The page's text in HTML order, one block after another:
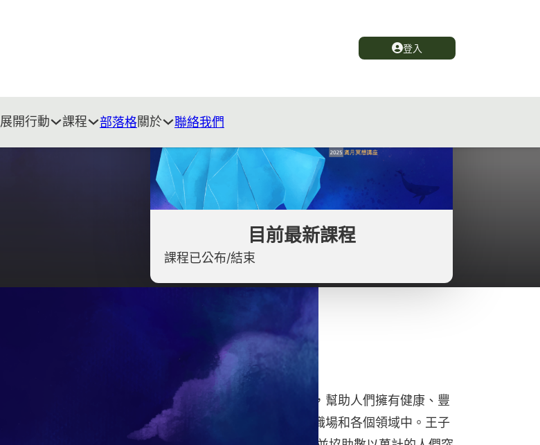
登入
展開行動 課程 部落格關於 聯絡我們
目前最新課程
課程已公布/結束
王子杰致力於透過精油、花精、能量和各種療癒工具，幫助人們擁有健康、豐
盛與靈性的生活。他透過全人療癒系統融入到生活、職場和各個領域中。王子